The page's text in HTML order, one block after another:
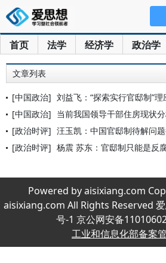
首页 法学 经济学 政治学
文章列表
[中国政治] 刘益飞：“探索实行官邸制”
[中国政治] 当前我国领导干部住房现状
[政治时评] 汪玉凯：中国官邸制待解问
[政治时评] 杨震 苏东：官邸制只能是反
Powered by aisixiang.com
aisixiang.com All Rights Reserved
号-1 京公网安备
工业和信息化部备案